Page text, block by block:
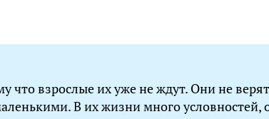
что взрослые их уже не ждут. Они не
В их жизни много условностей,